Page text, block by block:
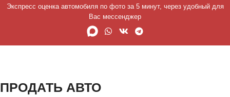
Экспресс оценка автомобиля по фото за 5 минут, через удобный для
Вас мессенджер
ПРОДАТЬ АВТО